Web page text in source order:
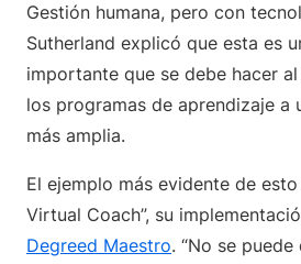
Gestión humana, pero con
Sutherland explicó que esta es
importante que se debe hacer
los programas de aprendizaje a
más amplia.
El ejemplo más evidente de esto
Virtual Coach”, su
Degreed Maestro. “No se